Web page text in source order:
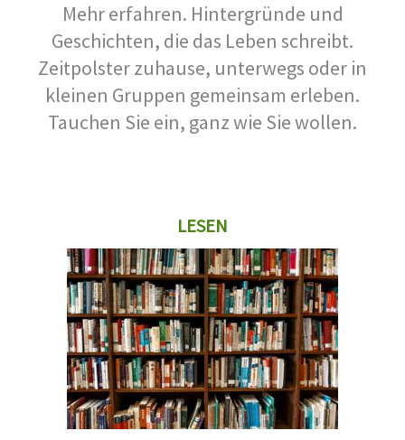
Mehr erfahren. Hintergründe und
Geschichten, die das Leben schreibt.
Zeitpolster zuhause, unterwegs oder in
kleinen Gruppen gemeinsam erleben.
Tauchen Sie ein, ganz wie Sie wollen.
LESEN